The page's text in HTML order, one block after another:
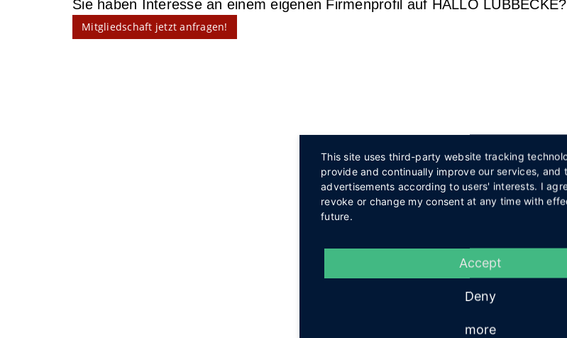
Sie haben Interesse an einem eigenen Firmenprofil auf HALLO LÜBBECKE?
Mitgliedschaft jetzt anfragen!
This site uses third-party website tracking
provide and continually improve our services, and
advertisements according to users' interests. I
revoke or change my consent at any time with
future.
Accept
Deny
more